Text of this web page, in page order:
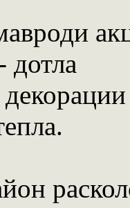
дотла